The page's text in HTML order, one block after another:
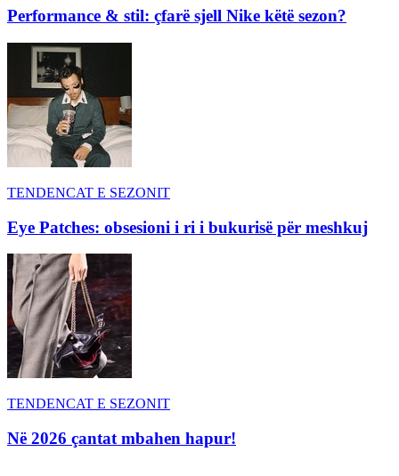
Performance & stil: çfarë sjell Nike këtë sezon?
TENDENCAT E SEZONIT
Eye Patches: obsesioni i ri i bukurisë për meshkuj
TENDENCAT E SEZONIT
Në 2026 çantat mbahen hapur!